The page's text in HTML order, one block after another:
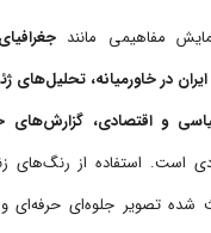
مفاهیمی مانند
در خاورمیانه، تحلیل‌های
و اقتصادی،
است. استفاده از رنگ‌های
شده تصویر جلوه‌ای حرفه‌ای و